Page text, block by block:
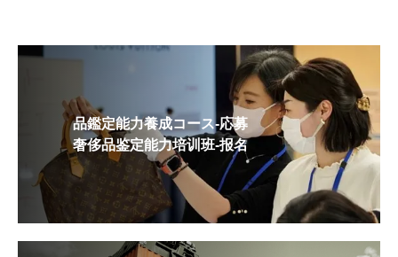
品鑑定能力養成コース-応募
奢侈品鉴定能力培训班-报名